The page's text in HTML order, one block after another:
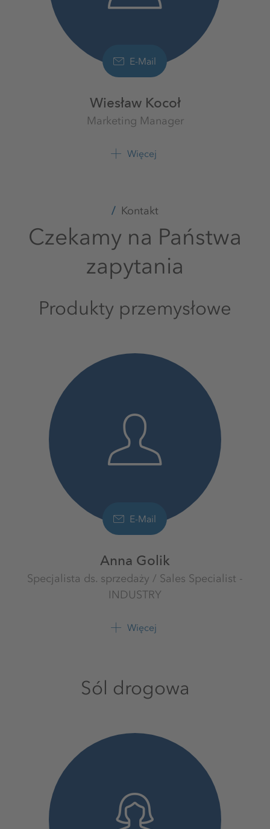
E-Mail
Wiesław Kocoł
Marketing Manager
Doradca regionalny K+S Polska sp. z o.o.
Więcej
Kontakt
Czekamy na Państwa
zapytania
Produkty przemysłowe
E-Mail
Anna Golik
Specjalista ds. sprzedaży / Sales Specialist -
INDUSTRY
K+S Polska sp. z o.o.
+48 691 058 735
Więcej
Sól drogowa